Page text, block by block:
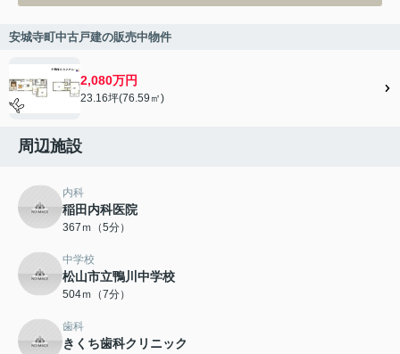
安城寺町中古戸建の販売中物件
2,080万円
23.16坪(76.59㎡)
周辺施設
内科
稲田内科医院
367ｍ（5分）
中学校
松山市立鴨川中学校
504ｍ（7分）
歯科
きくち歯科クリニック